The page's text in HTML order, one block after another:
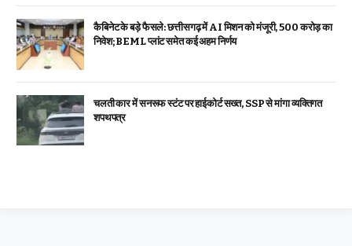
कैबिनेट के बड़े फैसले: छत्तीसगढ़ में AI मिशन को मंजूरी, 500 करोड़ का
निवेश; BEML प्लांट समेत कई अहम निर्णय
चलती कार में सनरूफ स्टंट पर हाईकोर्ट सख्त, SSP से मांगा व्यक्तिगत
शपथपत्र